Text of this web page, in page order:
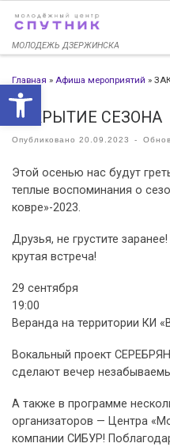
Открыть
Перейти к содержимому
МОЛОДЕЖЬ ДЗЕРЖИНСКА
Главная » Афиша мероприятий »
ЗАКРЫТИЕ СЕЗОНА
Опубликовано 20.09.2023 -
Этой осенью нас будут
теплые воспоминания о
ковре»-2023.
Друзья, не грустите
крутая встреча!
29 сентября
19:00
Веранда на территории КИ
Вокальный проект
сделают вечер
А также в программе
организаторов — Центра
компании СИБУР!